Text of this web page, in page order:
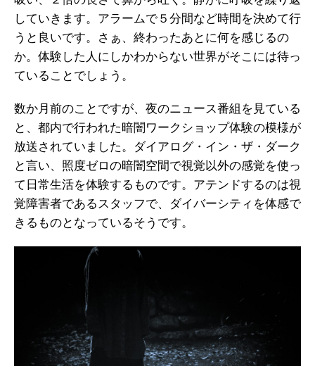
していきます。アラームで５分間など時間を決めて行
うと良いです。さぁ、終わったあとに何を感じるの
か。体験した人にしかわからない世界がそこには待っ
ていることでしょう。
数か月前のことですが、夜のニュース番組を見ている
と、都内で行われた暗闇ワークショップ体験の模様が
放送されていました。ダイアログ・イン・ザ・ダーク
と言い、照度ゼロの暗闇空間で視覚以外の感覚を使っ
て日常生活を体験するものです。アテンドするのは視
覚障害者であるスタッフで、ダイバーシティを体感で
きるものとなっているそうです。